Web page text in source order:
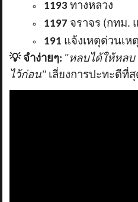
1193 ทางหลวง
1197 จราจร (กทม.
191 แจ้งเหตุด่วนเห
💡จำง่ายๆ: "หลบได้ให้หล
ไว้ก่อน" เลี่ยงการปะทะดีที่